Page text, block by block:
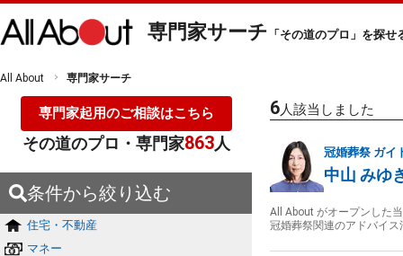
専門家サーチ 「その道のプロ」を探せ
All About 専門家サーチ
専門家起用のご相談はこちら
その道のプロ・専門家863人
条件から絞り込む
住宅・不動産
マネー
6人該当しました
冠婚葬祭 ガイ
中山 みゆ
All About がオープンした
冠婚葬祭関連のアドバイ